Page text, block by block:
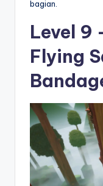
bagian.
Level 9
Flying